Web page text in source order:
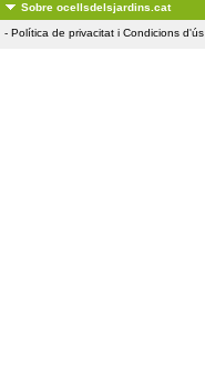
Sobre ocellsdelsjardins.cat
- Política de privacitat i Condicions d'ús